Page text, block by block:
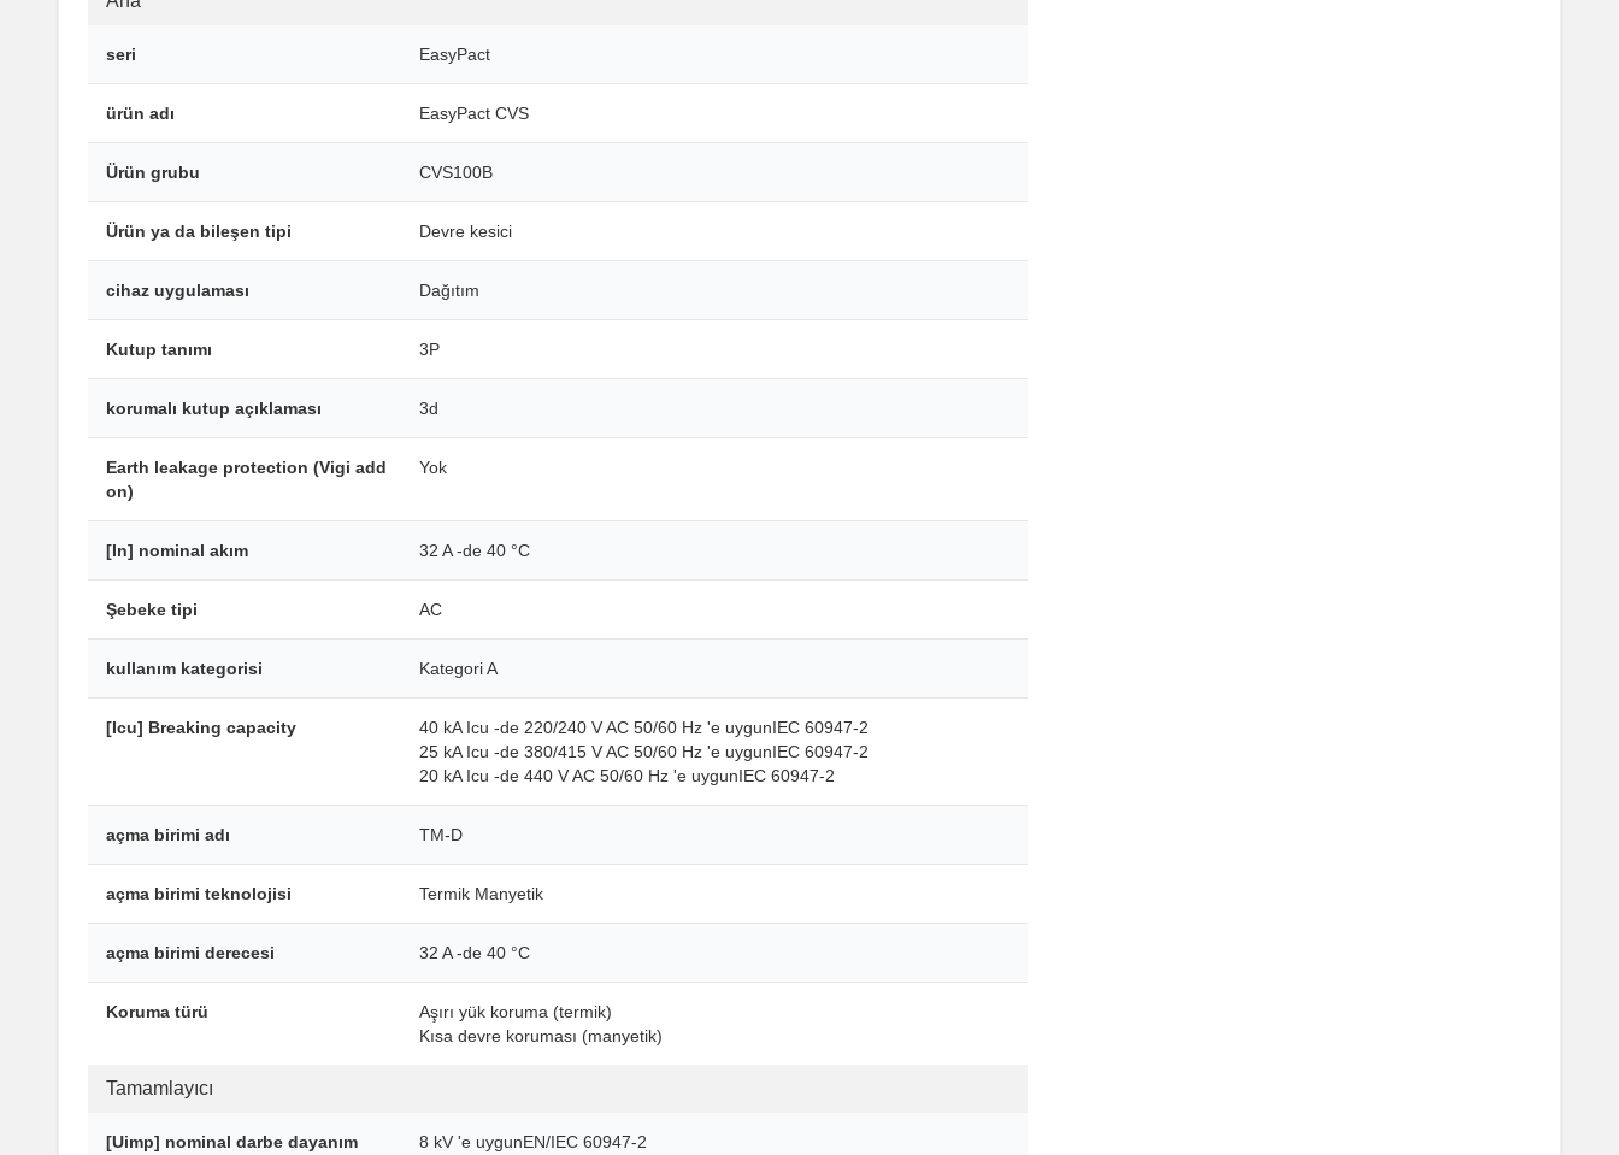
seri EasyPact
ürün adı EasyPact CVS
Ürün grubu CVS100B
Ürün ya da bileşen tipi Devre kesici
cihaz uygulaması Dağıtım
Kutup tanımı 3P
korumalı kutup açıklaması 3d
Earth leakage protection (Vigi add
on)
Yok
[In] nominal akım 32 A -de 40 °C
Şebeke tipi AC
kullanım kategorisi Kategori A
[Icu] Breaking capacity
40 kA Icu -de 220/240 V AC 50/60 Hz 'e uygunIEC 60947-2
25 kA Icu -de 380/415 V AC 50/60 Hz 'e uygunIEC 60947-2
20 kA Icu -de 440 V AC 50/60 Hz 'e uygunIEC 60947-2
açma birimi adı TM-D
açma birimi teknolojisi Termik Manyetik
açma birimi derecesi 32 A -de 40 °C
Koruma türü
Aşırı yük koruma (termik)
Kısa devre koruması (manyetik)
Tamamlayıcı
[Uimp] nominal darbe dayanım
8 kV 'e uygunEN/IEC 60947-2